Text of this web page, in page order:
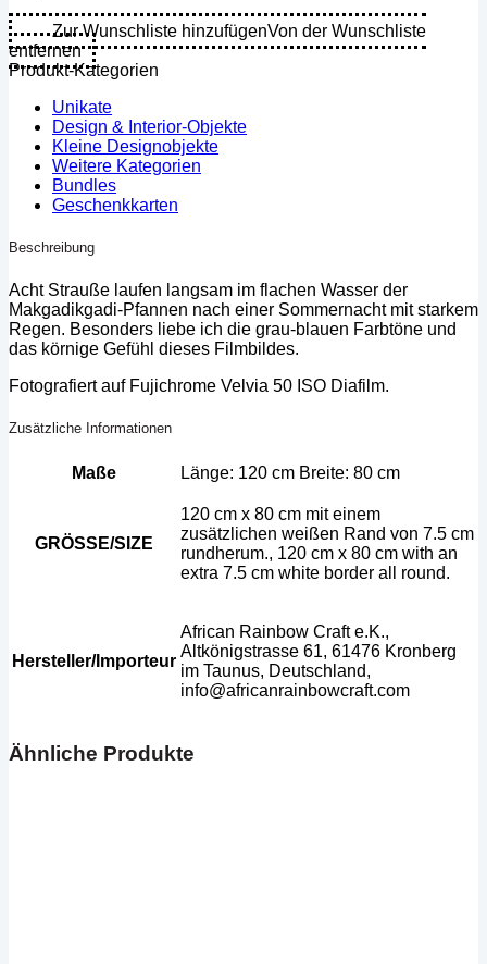
Makgadikgadi,
Botswana
-
Medium
Menge
Zur Wunschliste hinzufügenVon der Wunschliste
entfernen
Produkt-Kategorien
Unikate
Design & Interior-Objekte
Kleine Designobjekte
Weitere Kategorien
Bundles
Geschenkkarten
Beschreibung
Acht Strauße laufen langsam im flachen Wasser der
Makgadikgadi-Pfannen nach einer Sommernacht mit starkem
Regen. Besonders liebe ich die grau-blauen Farbtöne und
das körnige Gefühl dieses Filmbildes.
Fotografiert auf Fujichrome Velvia 50 ISO Diafilm.
Zusätzliche Informationen
Maße Länge: 120 cm Breite: 80 cm
GRÖSSE/SIZE
120 cm x 80 cm mit einem
zusätzlichen weißen Rand von 7.5 cm
rundherum., 120 cm x 80 cm with an
extra 7.5 cm white border all round.
Hersteller/Importeur
African Rainbow Craft e.K.,
Altkönigstrasse 61, 61476 Kronberg
im Taunus, Deutschland,
info@africanrainbowcraft.com
Ähnliche Produkte